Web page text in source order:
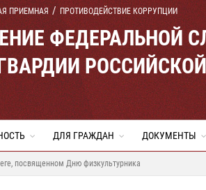
ПРИЕМНАЯ ПРОТИВОДЕЙСТВИЕ КОРРУПЦИИ
ФЕДЕРАЛЬНОЙ
ДЛЯ ГРАЖДАН ДОКУМЕНТЫ
посвященном Дню физкультурника